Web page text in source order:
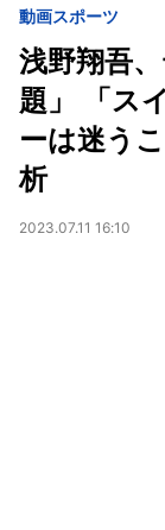
動画スポーツ
浅野翔吾
題」 「ス
ーは迷う
析
2023.07.11 16:10